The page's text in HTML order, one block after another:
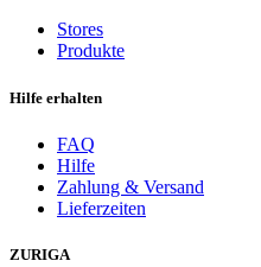
Stores
Produkte
Hilfe erhalten
FAQ
Hilfe
Zahlung & Versand
Lieferzeiten
ZURIGA